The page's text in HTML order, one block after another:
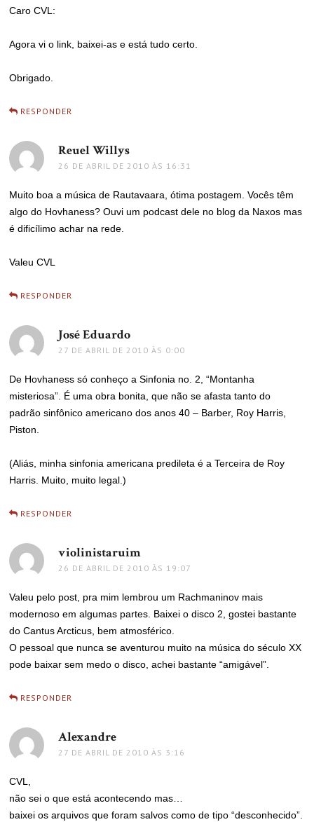
Caro CVL:
Agora vi o link, baixei-as e está tudo certo.
Obrigado.
RESPONDER
Reuel Willys
26 DE ABRIL DE 2010 ÀS 16:31
Muito boa a música de Rautavaara, ótima postagem. Vocês têm
algo do Hovhaness? Ouvi um podcast dele no blog da Naxos mas
é dificílimo achar na rede.
Valeu CVL
RESPONDER
José Eduardo
27 DE ABRIL DE 2010 ÀS 0:00
De Hovhaness só conheço a Sinfonia no. 2, “Montanha
misteriosa”. É uma obra bonita, que não se afasta tanto do
padrão sinfônico americano dos anos 40 – Barber, Roy Harris,
Piston.
(Aliás, minha sinfonia americana predileta é a Terceira de Roy
Harris. Muito, muito legal.)
RESPONDER
violinistaruim
26 DE ABRIL DE 2010 ÀS 19:07
Valeu pelo post, pra mim lembrou um Rachmaninov mais
modernoso em algumas partes. Baixei o disco 2, gostei bastante
do Cantus Arcticus, bem atmosférico.
O pessoal que nunca se aventurou muito na música do século XX
pode baixar sem medo o disco, achei bastante “amigável”.
RESPONDER
Alexandre
27 DE ABRIL DE 2010 ÀS 3:16
CVL,
não sei o que está acontecendo mas…
baixei os arquivos que foram salvos como de tipo “desconhecido”.